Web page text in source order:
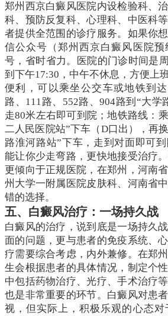
郑州西京白癜风医院内设检验科、
科、预防反复科、心理科、中医科
者提供全范围的诊疗服务。如果你
信公众号（郑州西京白癜风医院
号，省时省力。医院的门诊时间是
到下午17:30，中午不休息，方便上
便利，可以乘坐公交车或地铁到
路、111路、552路、904路到“大学
走80米左右即可到院；地铁路线：
二人民医院站”下车（D口出），再
路淮河路站”下车，走到对面即可
能让你少走弯路，更快地接受治疗
更倾向于正规医院，在郑州，河南
州大学一附属医院皮肤科、河南省
错的选择。
五、白癜风治疗：一场持久战
白癜风的治疗，说到底是一场持久
面的问题，更与患者的免疫系统、
疗需要综合考虑，内外兼修。在郑
生会根据患者的具体情况，制定个
中包括药物治疗、光疗、手术治疗
也是非常重要的环节。白癜风对患
视，但实际上，积极乐观的心态